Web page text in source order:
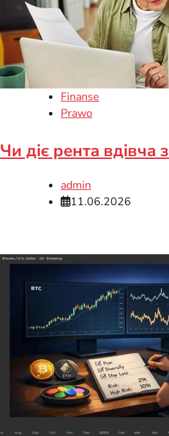
Finanse
Prawo
Чи діє рента вдівча
admin
11.06.2026